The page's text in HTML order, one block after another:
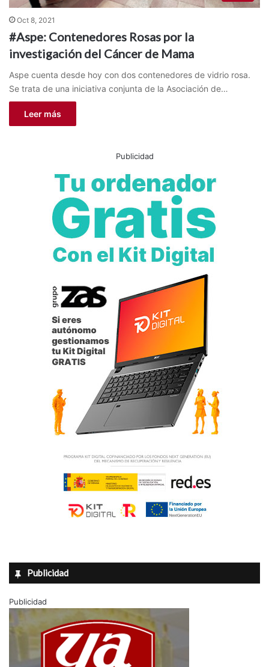
Oct 8, 2021
#Aspe: Contenedores Rosas por la
investigación del Cáncer de Mama
Aspe cuenta desde hoy con dos contenedores de vidrio rosa.
Se trata de una iniciativa conjunta de la Asociación de…
Leer más
Publicidad
Publicidad
Publicidad